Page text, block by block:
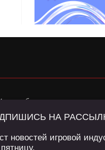
обязательна.
сайта и сервис
конфиденциальностии
НА
новостей игровой